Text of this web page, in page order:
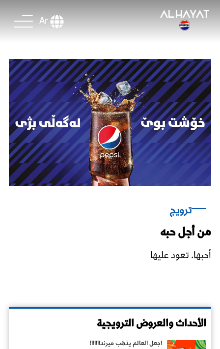
ترويج
من أجل حبه
أحبها. تعود عليها
الأحداث والعروض الترويجية
اجعل العالم يذهب میرنداااااا!